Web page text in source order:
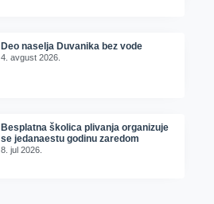
Deo naselja Duvanika bez vode
4. avgust 2026.
Besplatna školica plivanja organizuje
se jedanaestu godinu zaredom
8. jul 2026.